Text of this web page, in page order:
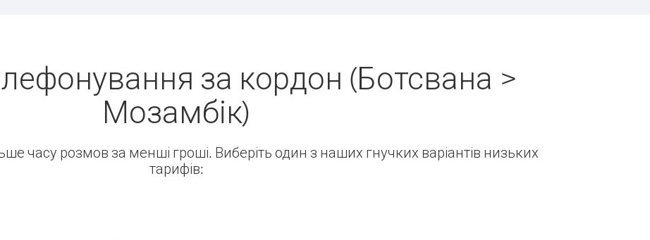
за кордон (Ботсвана >
Мозамбік)
часу розмов за менші гроші. Виберіть один з наших гнучких варіантів низьких
тарифів: